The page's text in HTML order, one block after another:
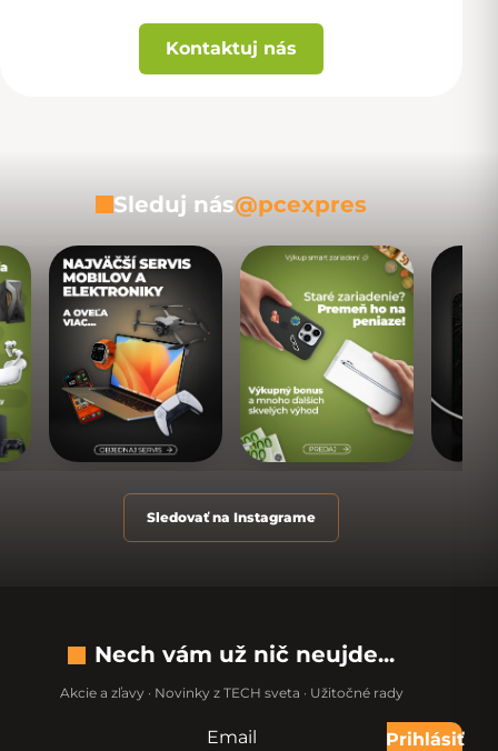
Kontaktuj nás
Sleduj nás@pcexpres
Sledovať na Instagrame
Nech vám už nič neujde...
Akcie a zľavy · Novinky z TECH sveta · Užitočné rady
Nevypĺňajte toto pole:
Email
Prihlásiť